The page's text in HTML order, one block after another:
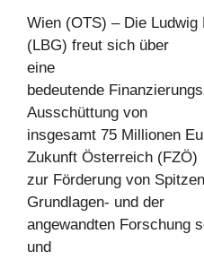
Wien (OTS) – Die
(LBG) freut sich über
eine
bedeutende
Ausschüttung von
insgesamt 75 Millionen
Zukunft Österreich (FZÖ)
zur Förderung von
Grundlagen- und der
angewandten Forschung
und